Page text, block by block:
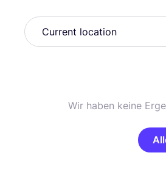
Wir haben keine